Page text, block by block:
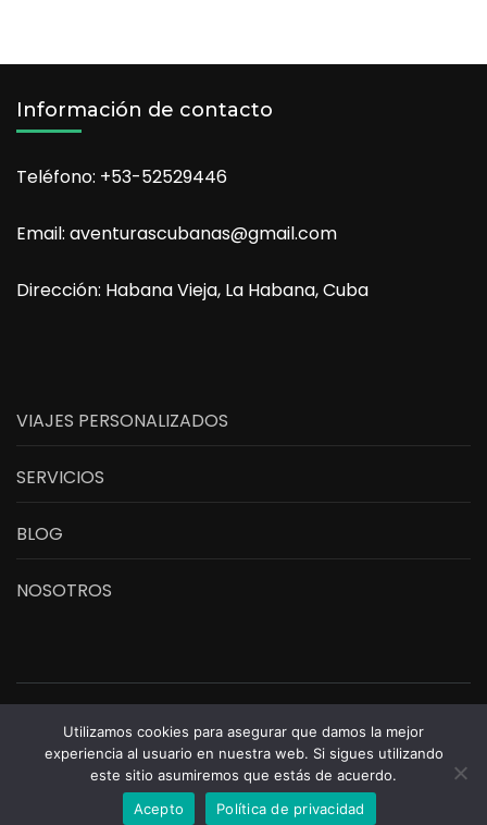
Información de contacto
Teléfono: +53-52529446
Email: aventurascubanas@gmail.com
Dirección: Habana Vieja, La Habana, Cuba
VIAJES PERSONALIZADOS
SERVICIOS
BLOG
NOSOTROS
Aventuras CubanasTravel Agency | Desarrollado por
ThemesImpulsado porWordPress.
Política de privacidad
Utilizamos cookies para asegurar que damos la mejor
experiencia al usuario en nuestra web. Si sigues utilizando
este sitio asumiremos que estás de acuerdo.
Acepto
Política de privacidad